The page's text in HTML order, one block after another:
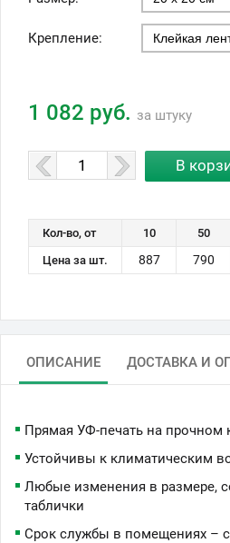
Крепление:
1 082 руб. за штуку
Кол-во, от 10 50
Цена за шт.
887 790
ОПИСАНИЕ ДОСТАВКА И
Прямая УФ-печать на прочном
Устойчивы к климатическим
Любые изменения в размере,
таблички
Срок службы в помещениях –